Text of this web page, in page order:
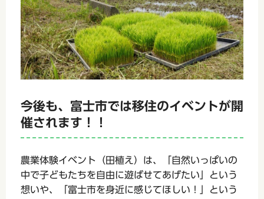
今後も、富士市では移住のイベントが開
催されます！！
農業体験イベント（田植え）は、「自然いっぱいの
中で子どもたちを自由に遊ばせてあげたい」という
想いや、「富士市を身近に感じてほしい！」という